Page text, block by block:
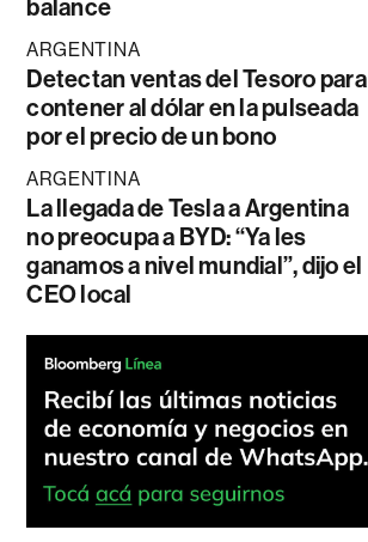
balance
ARGENTINA
Detectan ventas del Tesoro para
contener al dólar en la pulseada
por el precio de un bono
ARGENTINA
La llegada de Tesla a Argentina
no preocupa a BYD: “Ya les
ganamos a nivel mundial”, dijo el
CEO local